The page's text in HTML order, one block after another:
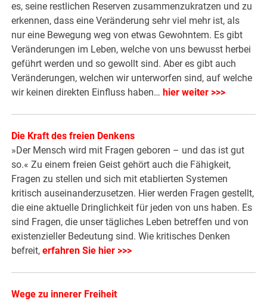
es, seine restlichen Reserven zusammenzukratzen und zu
erkennen, dass eine Veränderung sehr viel mehr ist, als
nur eine Bewegung weg von etwas Gewohntem. Es gibt
Veränderungen im Leben, welche von uns bewusst herbei
geführt werden und so gewollt sind. Aber es gibt auch
Veränderungen, welchen wir unterworfen sind, auf welche
wir keinen direkten Einfluss haben… hier weiter >>>
Die Kraft des freien Denkens
»Der Mensch wird mit Fragen geboren – und das ist gut
so.« Zu einem freien Geist gehört auch die Fähigkeit,
Fragen zu stellen und sich mit etablierten Systemen
kritisch auseinanderzusetzen. Hier werden Fragen gestellt,
die eine aktuelle Dringlichkeit für jeden von uns haben. Es
sind Fragen, die unser tägliches Leben betreffen und von
existenzieller Bedeutung sind. Wie kritisches Denken
befreit, erfahren Sie hier >>>
Wege zu innerer Freiheit